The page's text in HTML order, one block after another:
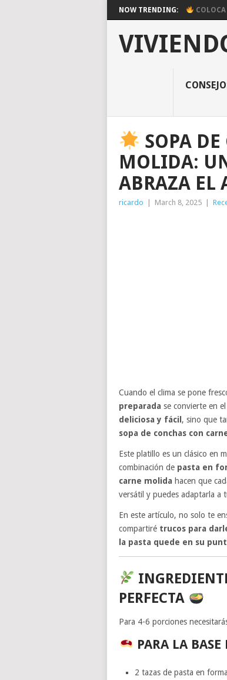
NOW TRENDING: COLOCA
SOPA
MOLIDA:
ABRAZA EL
ricardo | March 8, 2025 |
Cuando el clima se pone
preparada se convierte en
deliciosa y fácil , sino que
sopa de conchas con
Este platillo es un clásico en
combinación de pasta en
carne molida hacen que
versátil y puedes adaptarla a
En este artículo, no solo te
compartiré trucos para
la pasta quede en su
PERFECTA
Para 4-6 porciones
PARA LA BASE
2 tazas de pasta en